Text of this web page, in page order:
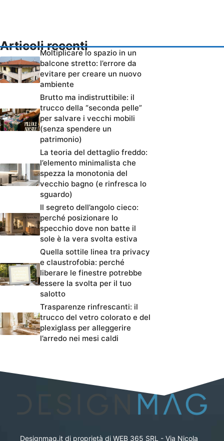
Articoli recenti
Moltiplicare lo spazio in un
balcone stretto: l’errore da
evitare per creare un nuovo
ambiente
Brutto ma indistruttibile: il
trucco della “seconda pelle”
per salvare i vecchi mobili
(senza spendere un
patrimonio)
La teoria del dettaglio freddo:
l’elemento minimalista che
spezza la monotonia del
vecchio bagno (e rinfresca lo
sguardo)
Il segreto dell’angolo cieco:
perché posizionare lo
specchio dove non batte il
sole è la vera svolta estiva
Quella sottile linea tra privacy
e claustrofobia: perché
liberare le finestre potrebbe
essere la svolta per il tuo
salotto
Trasparenze rinfrescanti: il
trucco del vetro colorato e del
plexiglass per alleggerire
l’arredo nei mesi caldi
Designmag.it di proprietà di WEB 365 SRL - Via Nicola